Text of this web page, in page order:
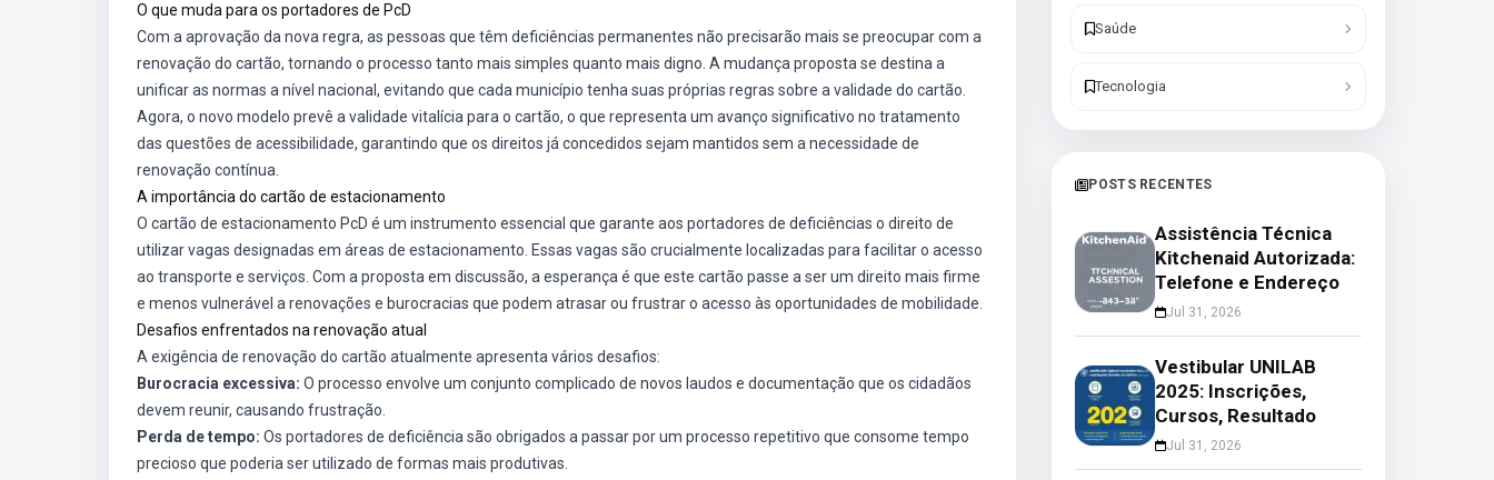
O que muda para os portadores de PcD
Com a aprovação da nova regra, as pessoas que têm deficiências permanentes não precisarão mais se preocupar com a
renovação do cartão, tornando o processo tanto mais simples quanto mais digno. A mudança proposta se destina a
unificar as normas a nível nacional, evitando que cada município tenha suas próprias regras sobre a validade do cartão.
Agora, o novo modelo prevê a validade vitalícia para o cartão, o que representa um avanço significativo no tratamento
das questões de acessibilidade, garantindo que os direitos já concedidos sejam mantidos sem a necessidade de
renovação contínua.
A importância do cartão de estacionamento
O cartão de estacionamento PcD é um instrumento essencial que garante aos portadores de deficiências o direito de
utilizar vagas designadas em áreas de estacionamento. Essas vagas são crucialmente localizadas para facilitar o acesso
ao transporte e serviços. Com a proposta em discussão, a esperança é que este cartão passe a ser um direito mais firme
e menos vulnerável a renovações e burocracias que podem atrasar ou frustrar o acesso às oportunidades de mobilidade.
Desafios enfrentados na renovação atual
A exigência de renovação do cartão atualmente apresenta vários desafios:
Burocracia excessiva: O processo envolve um conjunto complicado de novos laudos e documentação que os cidadãos
devem reunir, causando frustração.
Perda de tempo: Os portadores de deficiência são obrigados a passar por um processo repetitivo que consome tempo
precioso que poderia ser utilizado de formas mais produtivas.
Saúde
Tecnologia
POSTS RECENTES
Assistência Técnica
Kitchenaid Autorizada:
Telefone e Endereço
Jul 31, 2026
Vestibular UNILAB
2025: Inscrições,
Cursos, Resultado
Jul 31, 2026